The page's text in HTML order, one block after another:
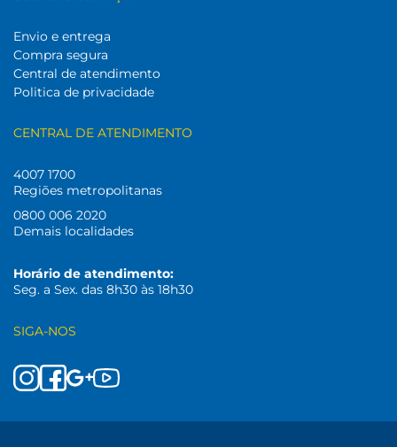
Envio e entrega
Compra segura
Central de atendimento
Politica de privacidade
CENTRAL DE ATENDIMENTO
4007 1700
Regiões metropolitanas
0800 006 2020
Demais localidades
Horário de atendimento:
Seg. a Sex. das 8h30 às 18h30
SIGA-NOS